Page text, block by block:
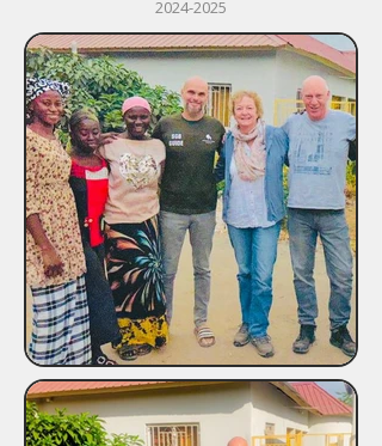
2024-2025